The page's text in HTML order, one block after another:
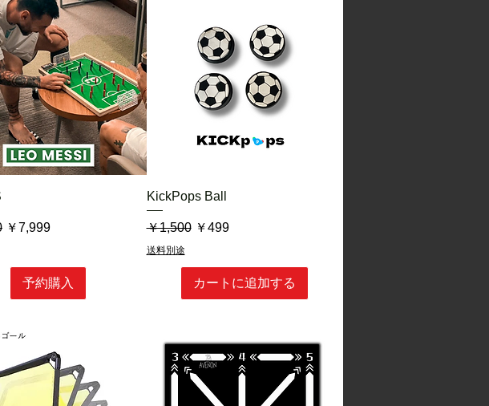
セール価格
￥7,999
予約購入
クイックビュー
KickPops Ball
通常価格
￥1,500 セール価格
￥499
送料別途
カートに追加する